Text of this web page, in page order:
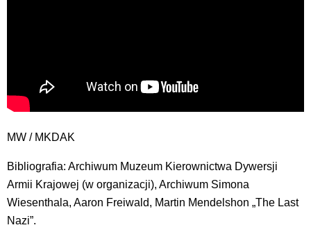
MW / MKDAK
Bibliografia: Archiwum Muzeum Kierownictwa Dywersji
Armii Krajowej (w organizacji), Archiwum Simona
Wiesenthala, Aaron Freiwald, Martin Mendelshon „The Last
Nazi”.